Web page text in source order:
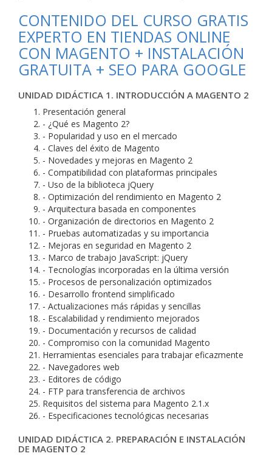
CONTENIDO DEL CURSO GRATIS
EXPERTO EN TIENDAS ONLINE
CON MAGENTO + INSTALACIÓN
GRATUITA + SEO PARA GOOGLE
UNIDAD DIDÁCTICA 1. INTRODUCCIÓN A MAGENTO 2
Presentación general
- ¿Qué es Magento 2?
- Popularidad y uso en el mercado
- Claves del éxito de Magento
- Novedades y mejoras en Magento 2
- Compatibilidad con plataformas principales
- Uso de la biblioteca jQuery
- Optimización del rendimiento en Magento 2
- Arquitectura basada en componentes
- Organización de directorios en Magento 2
- Pruebas automatizadas y su importancia
- Mejoras en seguridad en Magento 2
- Marco de trabajo JavaScript: jQuery
- Tecnologías incorporadas en la última versión
- Procesos de personalización optimizados
- Desarrollo frontend simplificado
- Actualizaciones más rápidas y sencillas
- Escalabilidad y rendimiento mejorados
- Documentación y recursos de calidad
- Compromiso con la comunidad Magento
Herramientas esenciales para trabajar eficazmente
- Navegadores web
- Editores de código
- FTP para transferencia de archivos
Requisitos del sistema para Magento 2.1.x
- Especificaciones tecnológicas necesarias
UNIDAD DIDÁCTICA 2. PREPARACIÓN E INSTALACIÓN
DE MAGENTO 2